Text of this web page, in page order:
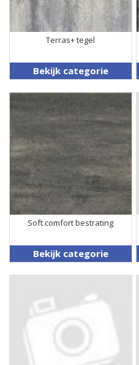
Terras+ tegel
Bekijk categorie
Soft comfort bestrating
Bekijk categorie